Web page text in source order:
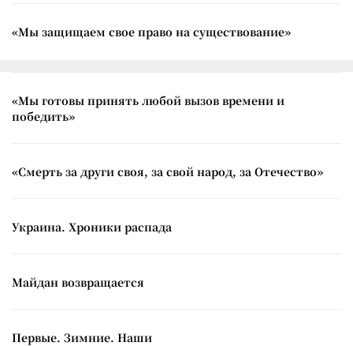
«Мы защищаем свое право на существование»
«Мы готовы принять любой вызов времени и
победить»
«Смерть за други своя, за свой народ, за Отечество»
Украина. Хроники распада
Майдан возвращается
Первые. Зимние. Наши